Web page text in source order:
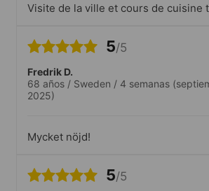
Visite de la ville et cours de cuisine
5/5
Fredrik D.
68 años / Sweden / 4 semanas
2025)
Mycket nöjd!
5/5